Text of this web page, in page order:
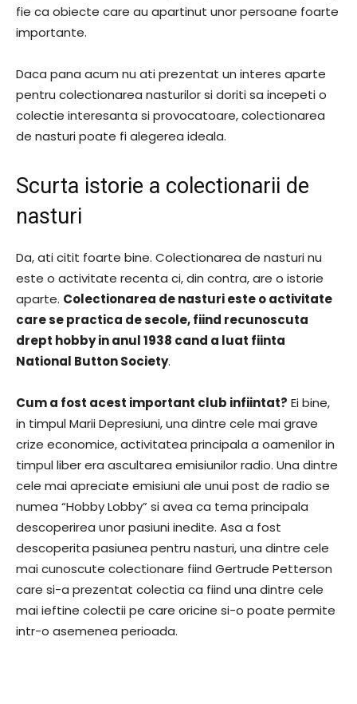
fie ca obiecte care au apartinut unor persoane foarte
importante.
Daca pana acum nu ati prezentat un interes aparte
pentru colectionarea nasturilor si doriti sa incepeti o
colectie interesanta si provocatoare, colectionarea
de nasturi poate fi alegerea ideala.
Scurta istorie a colectionarii de
nasturi
Da, ati citit foarte bine. Colectionarea de nasturi nu
este o activitate recenta ci, din contra, are o istorie
aparte. Colectionarea de nasturi este o activitate
care se practica de secole, fiind recunoscuta
drept hobby in anul 1938 cand a luat fiinta
National Button Society.
Cum a fost acest important club infiintat? Ei bine,
in timpul Marii Depresiuni, una dintre cele mai grave
crize economice, activitatea principala a oamenilor in
timpul liber era ascultarea emisiunilor radio. Una dintre
cele mai apreciate emisiuni ale unui post de radio se
numea “Hobby Lobby” si avea ca tema principala
descoperirea unor pasiuni inedite. Asa a fost
descoperita pasiunea pentru nasturi, una dintre cele
mai cunoscute colectionare fiind Gertrude Petterson
care si-a prezentat colectia ca fiind una dintre cele
mai ieftine colectii pe care oricine si-o poate permite
intr-o asemenea perioada.